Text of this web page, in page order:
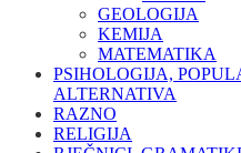
GEOLOGIJA
KEMIJA
MATEMATIKA
PSIHOLOGIJA,
ALTERNATIVA
RAZNO
RELIGIJA